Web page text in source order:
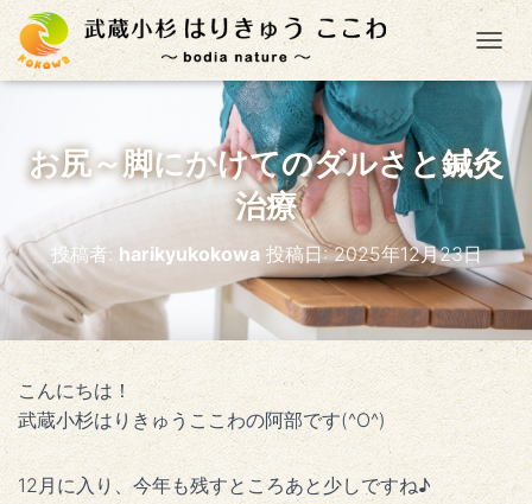
ナ
お尻～脚にかけてのダルさと鍼灸
治療
投稿者: harikyukokowa 投稿日:2025年12月23日
こんにちは！
武蔵小杉はりきゅうここわの阿部です(^O^)
12月に入り、今年も残すところあと少しですね♪